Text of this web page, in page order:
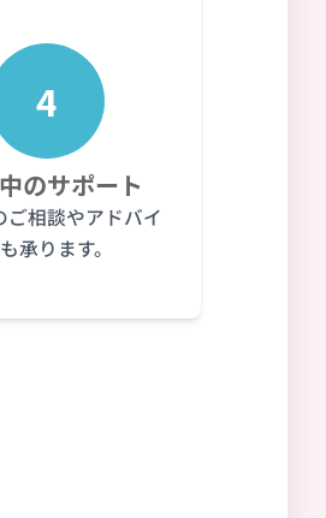
4
のサポート
ご相談やアドバイ
承ります。